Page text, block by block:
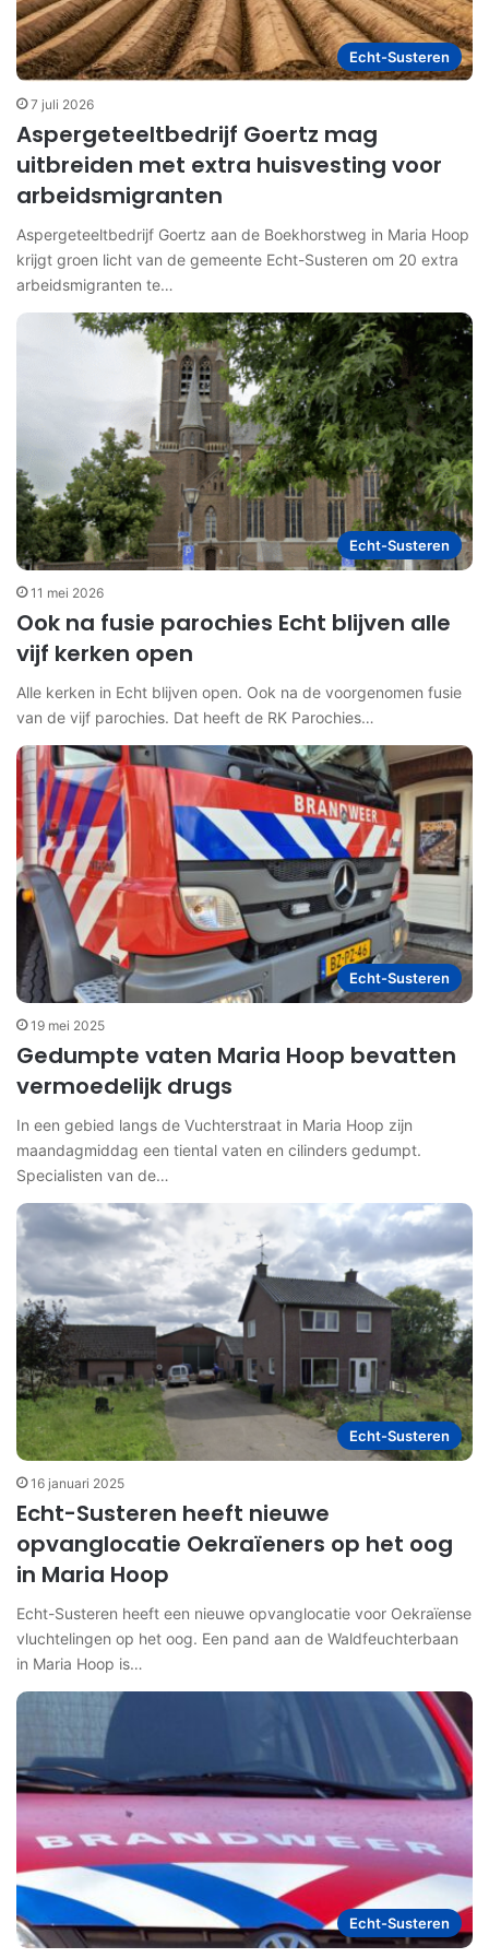
Echt-Susteren
7 juli 2026
Aspergeteeltbedrijf Goertz mag
uitbreiden met extra huisvesting voor
arbeidsmigranten
Aspergeteeltbedrijf Goertz aan de Boekhorstweg in Maria Hoop
krijgt groen licht van de gemeente Echt-Susteren om 20 extra
arbeidsmigranten te…
Echt-Susteren
11 mei 2026
Ook na fusie parochies Echt blijven alle
vijf kerken open
Alle kerken in Echt blijven open. Ook na de voorgenomen fusie
van de vijf parochies. Dat heeft de RK Parochies…
Echt-Susteren
19 mei 2025
Gedumpte vaten Maria Hoop bevatten
vermoedelijk drugs
In een gebied langs de Vuchterstraat in Maria Hoop zijn
maandagmiddag een tiental vaten en cilinders gedumpt.
Specialisten van de…
Echt-Susteren
16 januari 2025
Echt-Susteren heeft nieuwe
opvanglocatie Oekraïeners op het oog
in Maria Hoop
Echt-Susteren heeft een nieuwe opvanglocatie voor Oekraïense
vluchtelingen op het oog. Een pand aan de Waldfeuchterbaan
in Maria Hoop is…
Echt-Susteren